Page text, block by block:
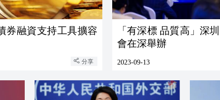
券融資支持工具擴容
分享
「有深標 品質高」深
會在深舉辦
2023-09-13